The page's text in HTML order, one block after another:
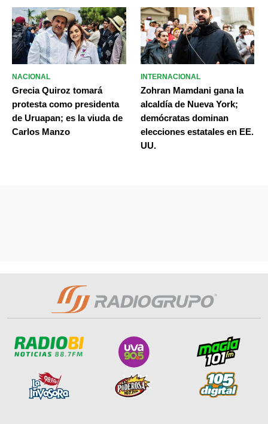
NACIONAL
Grecia Quiroz tomará
protesta como presidenta
de Uruapan; es la viuda de
Carlos Manzo
INTERNACIONAL
Zohran Mamdani gana la
alcaldía de Nueva York;
demócratas dominan
elecciones estatales en EE.
UU.